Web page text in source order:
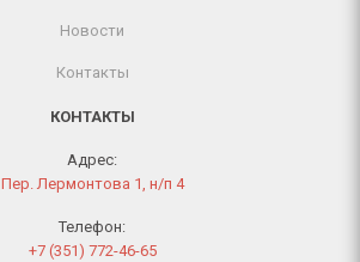
Новости
Контакты
КОНТАКТЫ
Адрес:
Пер. Лермонтова 1, н/п 4
Телефон:
+7 (351) 772-46-65